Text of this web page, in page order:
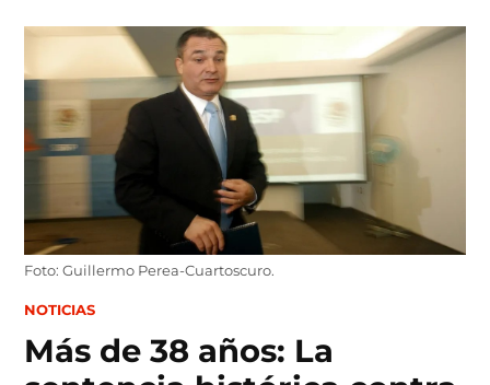
content
Foto: Guillermo Perea-Cuartoscuro.
POSTED
NOTICIAS
Más de 38 años: La